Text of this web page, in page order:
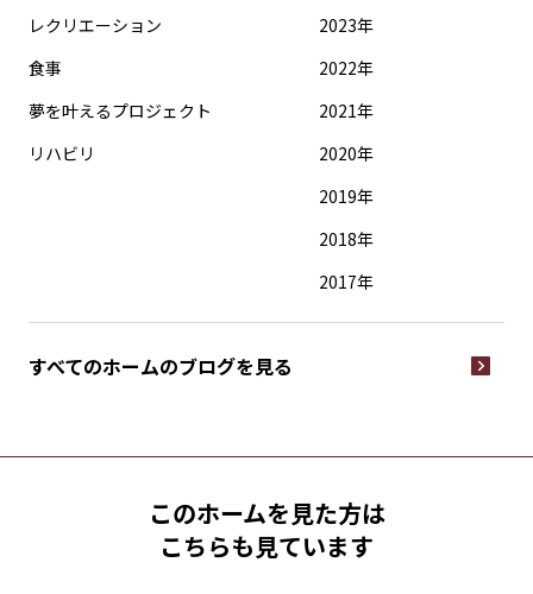
レクリエーション
食事
夢を叶えるプロジェクト
リハビリ
2023年
2022年
2021年
2020年
2019年
2018年
2017年
すべてのホームのブログを見る
このホームを見た方は
こちらも見ています